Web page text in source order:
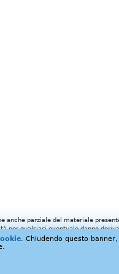
anche parziale del materiale
per qualsiasi eventuale danno
. Chiudendo questo